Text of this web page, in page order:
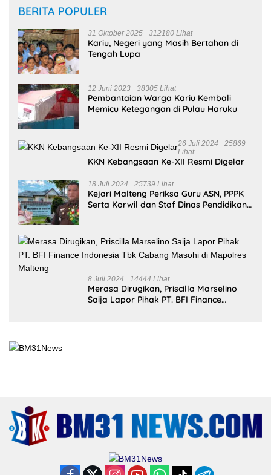
Mapolres Malteng
Redaksi Tentang Kami
Pedoman Media Siber
Kode Etik
Kebijakan Privasi
Disclaimer
Copyright ©2026